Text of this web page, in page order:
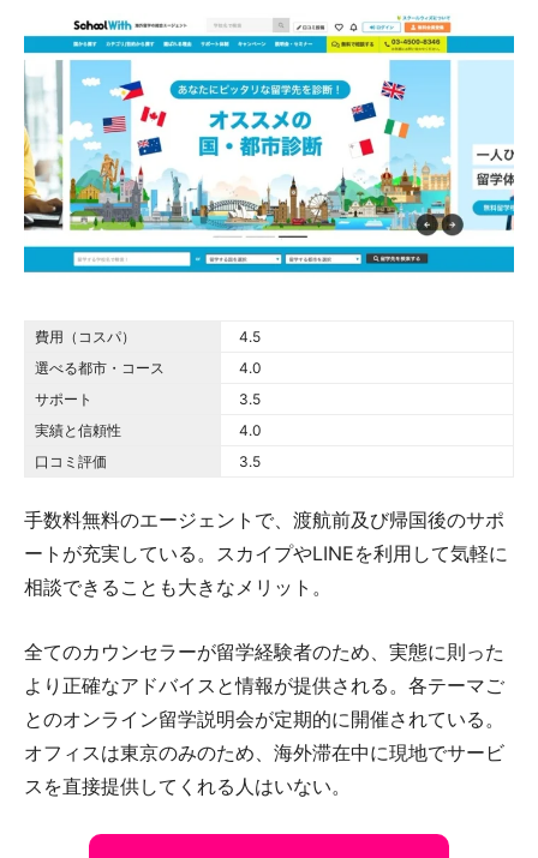
費用（コスパ） 4.5 out of 5.0 stars
4.5
選べる都市・コース
4.0 out of 5.0 stars
4.0
サポート
3.5 out of 5.0 stars
3.5
実績と信頼性
4.0 out of 5.0 stars
4.0
口コミ評価
3.5 out of 5.0 stars
3.5
手数料無料のエージェントで、渡航前及び帰国後のサポ
ートが充実している。スカイプやLINEを利用して気軽に
相談できることも大きなメリット。
全てのカウンセラーが留学経験者のため、実態に則った
より正確なアドバイスと情報が提供される。各テーマご
とのオンライン留学説明会が定期的に開催されている。
オフィスは東京のみのため、海外滞在中に現地でサービ
スを直接提供してくれる人はいない。